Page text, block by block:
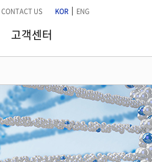
CONTACT US KOR | ENG
고객센터